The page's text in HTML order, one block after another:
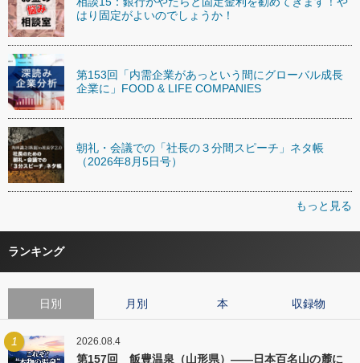
はり固定がよいのでしょうか！
第153回「内需企業があっという間にグローバル成長
企業に」FOOD & LIFE COMPANIES
朝礼・会議での「社長の３分間スピーチ」ネタ帳
（2026年8月5日号）
もっと見る
ランキング
日別 月別 本 収録物
1 2026.08.4
第157回 飯豊温泉（山形県）――日本百名山の麓に